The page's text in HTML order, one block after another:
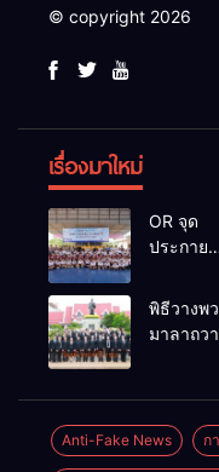
© copyright 2026
เรื่องมาใหม่
OR จุด
ประกาย
เยาวชน
พิธีวางพ
มาลาถว
2569 แ
การแข่ง
Anti-Fake News ก